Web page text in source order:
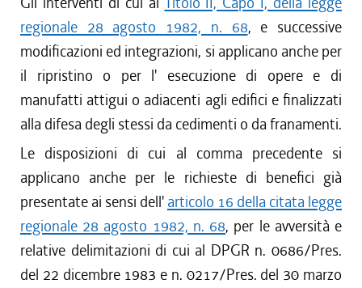
regionale 28 agosto 1982, n. 68, e successive
modificazioni ed integrazioni, si applicano anche per
il ripristino o per l' esecuzione di opere e di
manufatti attigui o adiacenti agli edifici e finalizzati
alla difesa degli stessi da cedimenti o da franamenti.
Le disposizioni di cui al comma precedente si
applicano anche per le richieste di benefici già
presentate ai sensi dell' articolo 16 della citata legge
regionale 28 agosto 1982, n. 68, per le avversità e
relative delimitazioni di cui al DPGR n. 0686/Pres.
del 22 dicembre 1983 e n. 0217/Pres. del 30 marzo